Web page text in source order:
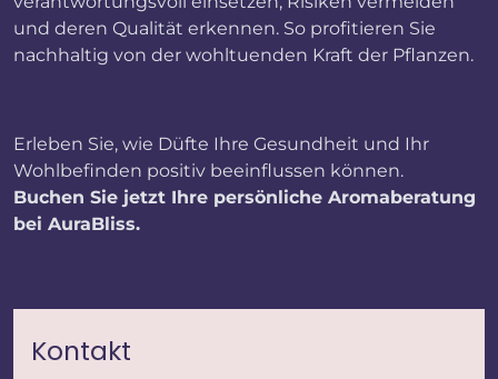
und deren Qualität erkennen. So profitieren Sie
nachhaltig von der wohltuenden Kraft der Pflanzen.
Erleben Sie, wie Düfte Ihre Gesundheit und Ihr
Wohlbefinden positiv beeinflussen können.
Buchen Sie jetzt Ihre persönliche Aromaberatung
bei AuraBliss.
Kontakt